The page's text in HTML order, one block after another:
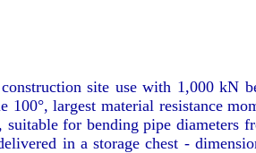
site use with 1,000 kN
largest material resistance
for bending pipe
in a storage chest -